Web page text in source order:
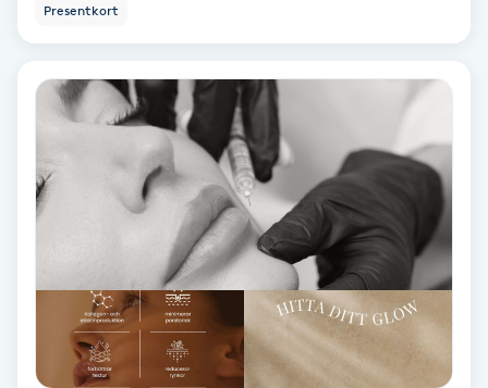
Samtalsterapi
Singelfransar
Skalpmassage
Skinbooster
Presentkort